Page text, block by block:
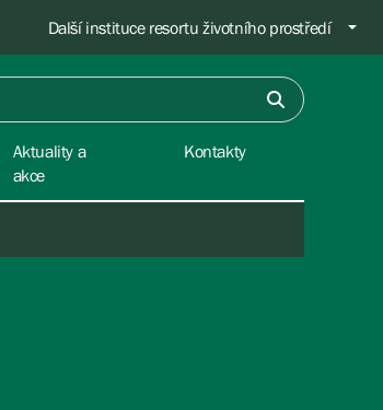
Další instituce resortu životního prostředí
Aktuality a
akce
Kontakty